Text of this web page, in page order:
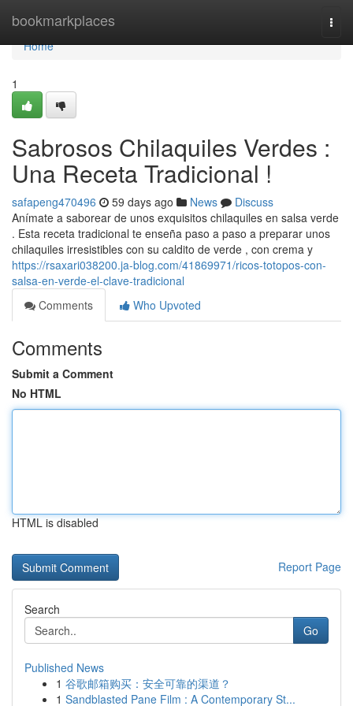
bookmarkplaces
Home
Home
1
Sabrosos Chilaquiles Verdes :
Una Receta Tradicional !
safapeng470496 59 days ago News
Discuss
Anímate a saborear de unos exquisitos chilaquiles en salsa verde
. Esta receta tradicional te enseña paso a paso a preparar unos
chilaquiles irresistibles con su caldito de verde , con crema y
https://rsaxari038200.ja-blog.com/41869971/ricos-totopos-con-
salsa-en-verde-el-clave-tradicional
Comments
Who Upvoted
Comments
Submit a Comment
No HTML
HTML is disabled
Report Page
Search
Go
Published News
1 谷歌邮箱购买：安全可靠的渠道？
1 Sandblasted Pane Film : A Contemporary St...